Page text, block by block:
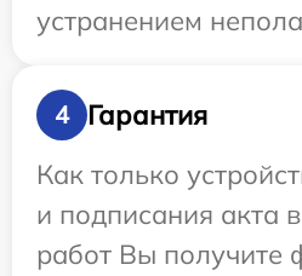
устранением
4
Гарантия
Как только
и подписания акта
работ Вы получите